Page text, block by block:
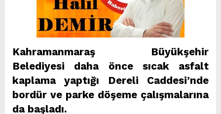
Kahramanmaraş Büyükşehir
Belediyesi daha önce sıcak asfalt
kaplama yaptığı Dereli Caddesi’nde
bordür ve parke döşeme çalışmalarına
da başladı.